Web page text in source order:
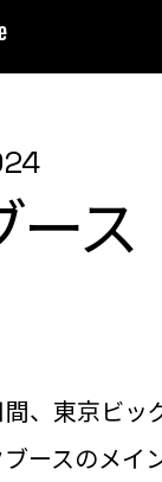
ー
、東京ビッ
ースのメイ